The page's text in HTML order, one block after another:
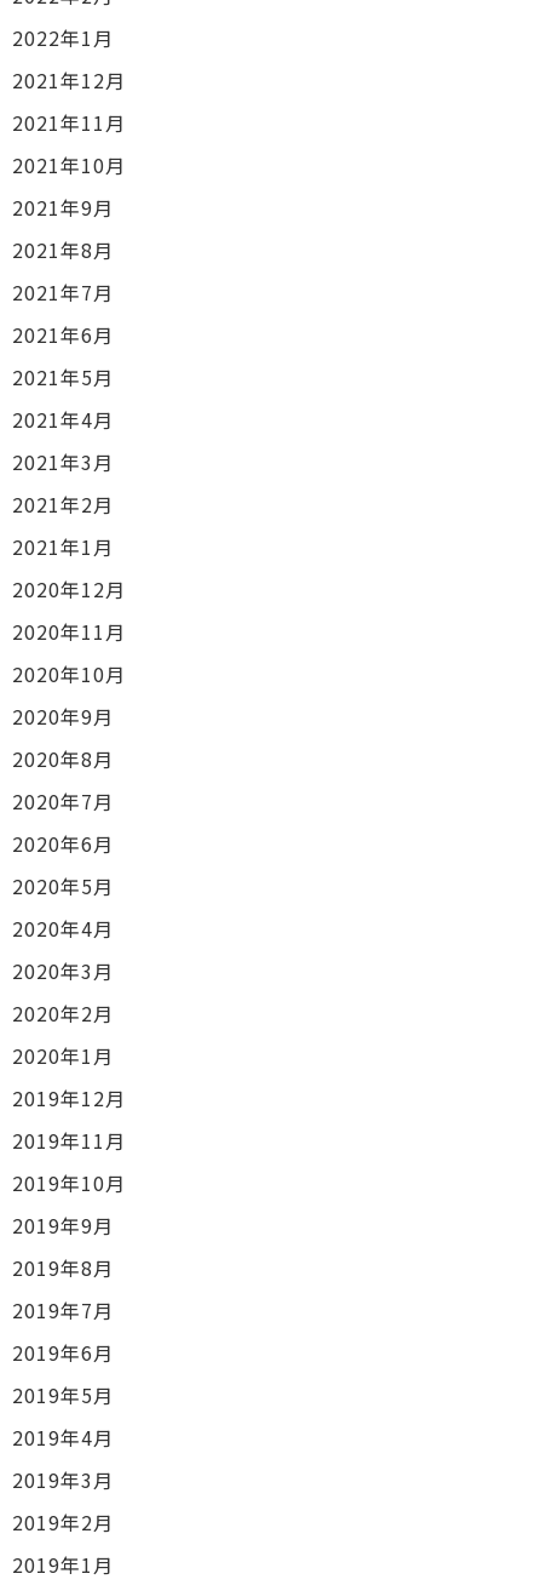
2022年1月
2021年12月
2021年11月
2021年10月
2021年9月
2021年8月
2021年7月
2021年6月
2021年5月
2021年4月
2021年3月
2021年2月
2021年1月
2020年12月
2020年11月
2020年10月
2020年9月
2020年8月
2020年7月
2020年6月
2020年5月
2020年4月
2020年3月
2020年2月
2020年1月
2019年12月
2019年11月
2019年10月
2019年9月
2019年8月
2019年7月
2019年6月
2019年5月
2019年4月
2019年3月
2019年2月
2019年1月